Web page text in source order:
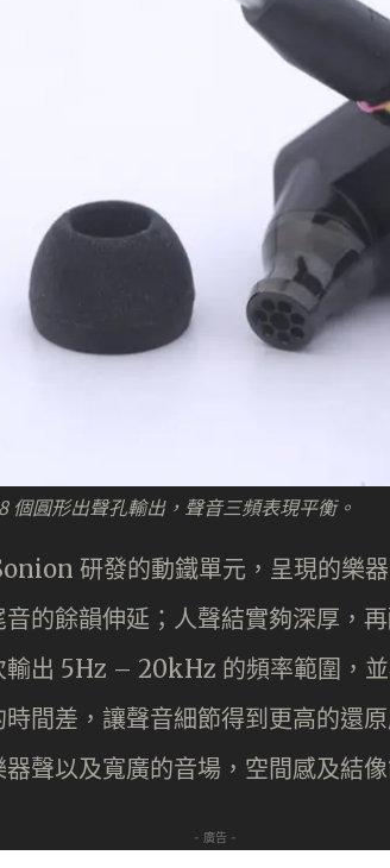
個圓形出聲孔輸出，聲音三頻表現平衡。
研發的動鐵單元，呈現的樂
的餘韻伸延；人聲結實夠深厚，
輸出 5Hz – 20kHz 的頻率範圍，
間差，讓聲音細節得到更高的還
聲以及寬廣的音場，空間感及結
- 廣告 -